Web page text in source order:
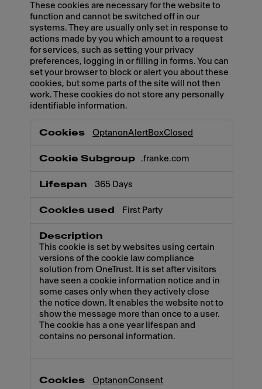
These cookies are necessary for the website to
function and cannot be switched off in our
systems. They are usually only set in response to
actions made by you which amount to a request
for services, such as setting your privacy
preferences, logging in or filling in forms. You can
set your browser to block or alert you about these
cookies, but some parts of the site will not then
work. These cookies do not store any personally
identifiable information.
OptanonAlertBoxClosed
.franke.com
365 Days
First Party
This cookie is set by websites using certain
versions of the cookie law compliance
solution from OneTrust. It is set after visitors
have seen a cookie information notice and in
some cases only when they actively close
the notice down. It enables the website not to
show the message more than once to a user.
The cookie has a one year lifespan and
contains no personal information.
OptanonConsent